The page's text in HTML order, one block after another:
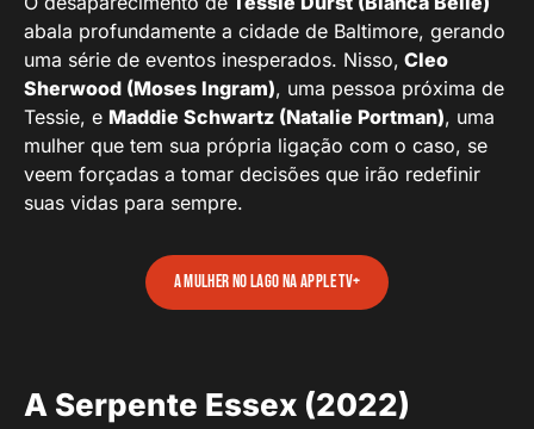
abala profundamente a cidade de Baltimore, gerando
uma série de eventos inesperados. Nisso, Cleo
Sherwood (Moses Ingram), uma pessoa próxima de
Tessie, e Maddie Schwartz (Natalie Portman), uma
mulher que tem sua própria ligação com o caso, se
veem forçadas a tomar decisões que irão redefinir
suas vidas para sempre.
A Mulher no Lago na Apple TV+
A Serpente Essex (2022)